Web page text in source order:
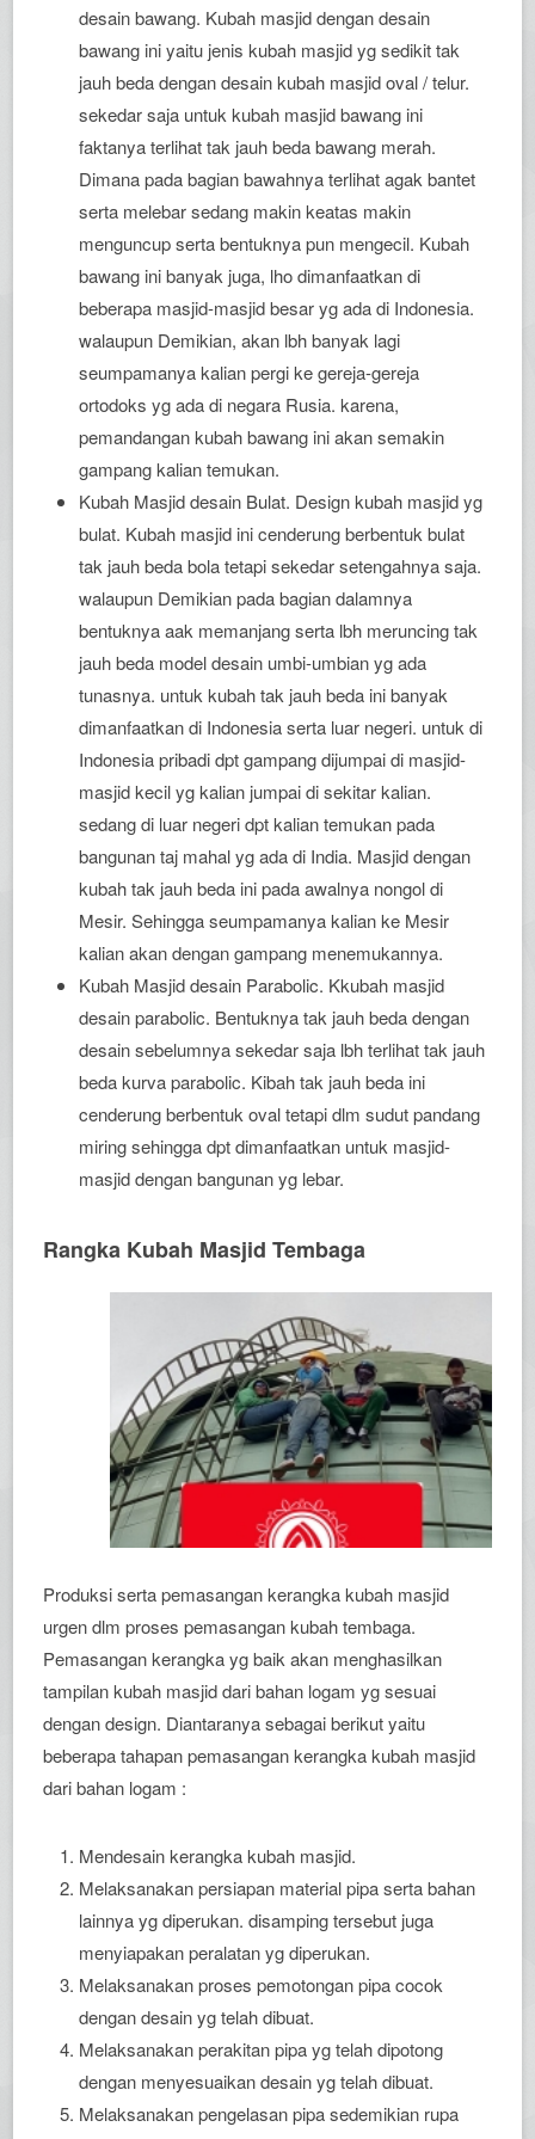
desain bawang. Kubah masjid dengan desain
bawang ini yaitu jenis kubah masjid yg sedikit tak
jauh beda dengan desain kubah masjid oval / telur.
sekedar saja untuk kubah masjid bawang ini
faktanya terlihat tak jauh beda bawang merah.
Dimana pada bagian bawahnya terlihat agak bantet
serta melebar sedang makin keatas makin
menguncup serta bentuknya pun mengecil. Kubah
bawang ini banyak juga, lho dimanfaatkan di
beberapa masjid-masjid besar yg ada di Indonesia.
walaupun Demikian, akan lbh banyak lagi
seumpamanya kalian pergi ke gereja-gereja
ortodoks yg ada di negara Rusia. karena,
pemandangan kubah bawang ini akan semakin
gampang kalian temukan.
Kubah Masjid desain Bulat. Design kubah masjid yg
bulat. Kubah masjid ini cenderung berbentuk bulat
tak jauh beda bola tetapi sekedar setengahnya saja.
walaupun Demikian pada bagian dalamnya
bentuknya aak memanjang serta lbh meruncing tak
jauh beda model desain umbi-umbian yg ada
tunasnya. untuk kubah tak jauh beda ini banyak
dimanfaatkan di Indonesia serta luar negeri. untuk di
Indonesia pribadi dpt gampang dijumpai di masjid-
masjid kecil yg kalian jumpai di sekitar kalian.
sedang di luar negeri dpt kalian temukan pada
bangunan taj mahal yg ada di India. Masjid dengan
kubah tak jauh beda ini pada awalnya nongol di
Mesir. Sehingga seumpamanya kalian ke Mesir
kalian akan dengan gampang menemukannya.
Kubah Masjid desain Parabolic. Kkubah masjid
desain parabolic. Bentuknya tak jauh beda dengan
desain sebelumnya sekedar saja lbh terlihat tak jauh
beda kurva parabolic. Kibah tak jauh beda ini
cenderung berbentuk oval tetapi dlm sudut pandang
miring sehingga dpt dimanfaatkan untuk masjid-
masjid dengan bangunan yg lebar.
Rangka Kubah Masjid Tembaga
Produksi serta pemasangan kerangka kubah masjid
urgen dlm proses pemasangan kubah tembaga.
Pemasangan kerangka yg baik akan menghasilkan
tampilan kubah masjid dari bahan logam yg sesuai
dengan design. Diantaranya sebagai berikut yaitu
beberapa tahapan pemasangan kerangka kubah masjid
dari bahan logam :
Mendesain kerangka kubah masjid.
Melaksanakan persiapan material pipa serta bahan
lainnya yg diperukan. disamping tersebut juga
menyiapakan peralatan yg diperukan.
Melaksanakan proses pemotongan pipa cocok
dengan desain yg telah dibuat.
Melaksanakan perakitan pipa yg telah dipotong
dengan menyesuaikan desain yg telah dibuat.
Melaksanakan pengelasan pipa sedemikian rupa